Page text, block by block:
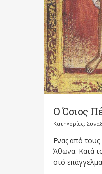
Ο Όσιος
Κατηγορίες:
Ενας από τους
Άθωνα. Κατά
στό επάγγελμα